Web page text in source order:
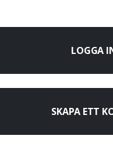
LOGGA
SKAPA ETT